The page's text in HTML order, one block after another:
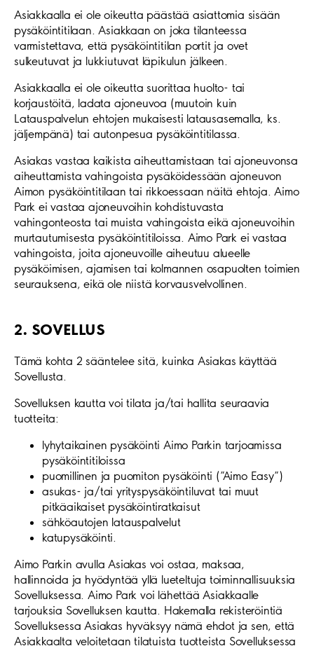
Asiakkaalla ei ole oikeutta päästää asiattomia sisään
pysäköintitilaan. Asiakkaan on joka tilanteessa
varmistettava, että pysäköintitilan portit ja ovet
sulkeutuvat ja lukkiutuvat läpikulun jälkeen.
Asiakkaalla ei ole oikeutta suorittaa huolto- tai
korjaustöitä, ladata ajoneuvoa (muutoin kuin
Latauspalvelun ehtojen mukaisesti latausasemalla, ks.
jäljempänä) tai autonpesua pysäköintitilassa.
Asiakas vastaa kaikista aiheuttamistaan tai ajoneuvonsa
aiheuttamista vahingoista pysäköidessään ajoneuvon
Aimon pysäköintitilaan tai rikkoessaan näitä ehtoja. Aimo
Park ei vastaa ajoneuvoihin kohdistuvasta
vahingonteosta tai muista vahingoista eikä ajoneuvoihin
murtautumisesta pysäköintitiloissa. Aimo Park ei vastaa
vahingoista, joita ajoneuvoille aiheutuu alueelle
pysäköimisen, ajamisen tai kolmannen osapuolten toimien
seurauksena, eikä ole niistä korvausvelvollinen.
2. SOVELLUS
Tämä kohta 2 sääntelee sitä, kuinka Asiakas käyttää
Sovellusta.
Sovelluksen kautta voi tilata ja/tai hallita seuraavia
tuotteita:
lyhytaikainen pysäköinti Aimo Parkin tarjoamissa
pysäköintitiloissa
puomillinen ja puomiton pysäköinti (”Aimo Easy”)
asukas- ja/tai yrityspysäköintiluvat tai muut
pitkäaikaiset pysäköintiratkaisut
sähköautojen latauspalvelut
katupysäköinti.
Aimo Parkin avulla Asiakas voi ostaa, maksaa,
hallinnoida ja hyödyntää yllä lueteltuja toiminnallisuuksia
Sovelluksessa. Aimo Park voi lähettää Asiakkaalle
tarjouksia Sovelluksen kautta. Hakemalla rekisteröintiä
Sovelluksessa Asiakas hyväksyy nämä ehdot ja sen, että
Asiakkaalta veloitetaan tilatuista tuotteista Sovelluksessa